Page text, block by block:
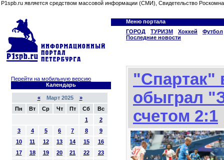
P1spb.ru является средством массовой информации (СМИ), Свидетельство
Меню портала
ГОРОД
ТУРИЗМ Хоккей
Футбол
Последние новости
Перейти на мобильную версию
Календарь
«Март 2025 »
Пн
Вт Ср Чт Пт Сб
Вс
1
2
3
4 5 6 7 8
9
10
11 12 13 14 15
16
17
18 19 20 21 22
23
"Спартак"
обыграл
счетом 2:1